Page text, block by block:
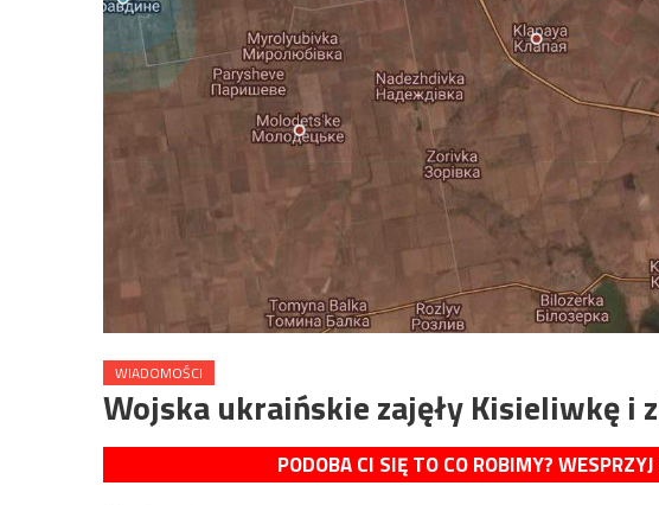
WIADOMOŚCI
Wojska ukraińskie zajęły Kisieliwkę i
PODOBA CI SIĘ TO CO ROBIMY?